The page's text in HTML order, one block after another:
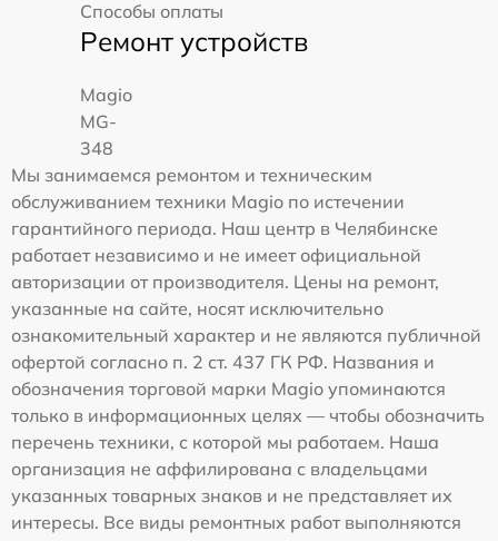
Способы оплаты
Ремонт устройств
Magio
MG-
348
Мы занимаемся ремонтом и техническим
обслуживанием техники Magio по истечении
гарантийного периода. Наш центр в Челябинске
работает независимо и не имеет официальной
авторизации от производителя. Цены на ремонт,
указанные на сайте, носят исключительно
ознакомительный характер и не являются публичной
офертой согласно п. 2 ст. 437 ГК РФ. Названия и
обозначения торговой марки Magio упоминаются
только в информационных целях — чтобы обозначить
перечень техники, с которой мы работаем. Наша
организация не аффилирована с владельцами
указанных товарных знаков и не представляет их
интересы. Все виды ремонтных работ выполняются